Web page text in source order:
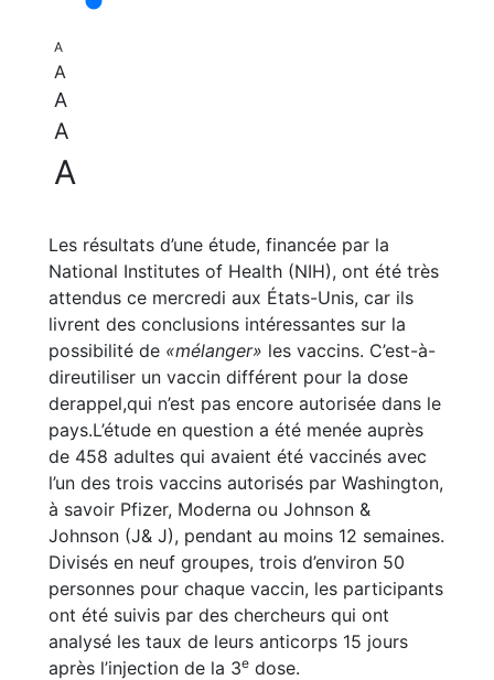
A
A
A
A
A
Les résultats d’une étude, financée par la
National Institutes of Health (NIH), ont été très
attendus ce mercredi aux États-Unis, car ils
livrent des conclusions intéressantes sur la
possibilité de «mélanger» les vaccins. C’est-à-
direutiliser un vaccin différent pour la dose
derappel,qui n’est pas encore autorisée dans le
pays.L’étude en question a été menée auprès
de 458 adultes qui avaient été vaccinés avec
l’un des trois vaccins autorisés par Washington,
à savoir Pfizer, Moderna ou Johnson &
Johnson (J& J), pendant au moins 12 semaines.
Divisés en neuf groupes, trois d’environ 50
personnes pour chaque vaccin, les participants
ont été suivis par des chercheurs qui ont
analysé les taux de leurs anticorps 15 jours
après l’injection de la 3e dose.